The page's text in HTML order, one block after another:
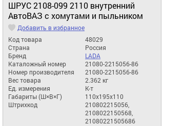
ШРУС 2108-099 2110 внутренний
АвтоВАЗ с хомутами и пыльником
Добавить в избранное
Код товара
48029
Страна
Россия
Бренд
LADA
Каталожный номер
21080-2215056-86
Номер производителя
21080-2215056-86
Вес товара
2.362 кг
Ед. измерения
К-т
Габариты (Ш×В×Г)
110x195x110
Штрихкод
210802215056,
2108022150568,
21080221505686